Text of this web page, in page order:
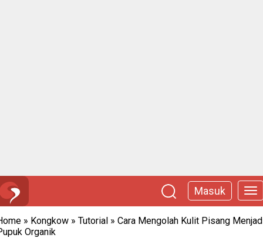
Masuk
» Kongkow » Tutorial » Cara Mengolah Kulit Pisang
Organik